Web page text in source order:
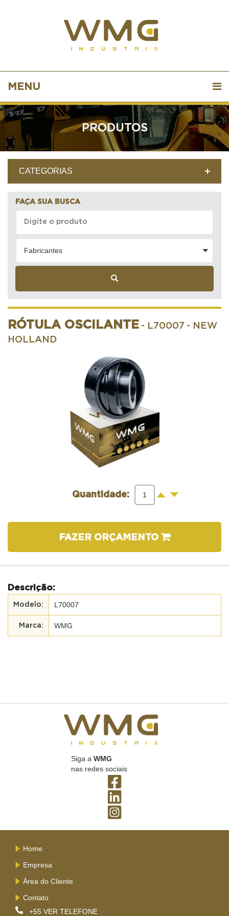
MENU
PRODUTOS
CATEGORIAS
FAÇA SUA BUSCA
Fabricantes
RÓTULA OSCILANTE - L70007 - NEW
HOLLAND
Quantidade: + -
FAZER ORÇAMENTO
Descrição:
L70007
WMG
Siga a WMG
nas redes sociais
Home
Empresa
Área do Cliente
Contato
+55 VER TELEFONE